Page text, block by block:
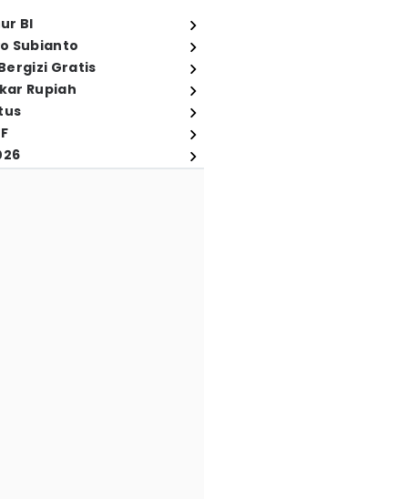
BI
Subianto
Gratis
Rupiah